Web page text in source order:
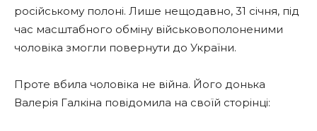
російському полоні. Лише нещодавно, 31 січня, під
час масштабного обміну військовополоненими
чоловіка змогли повернути до України.
Проте вбила чоловіка не війна. Його донька
Валерія Галкіна повідомила на своїй сторінці: